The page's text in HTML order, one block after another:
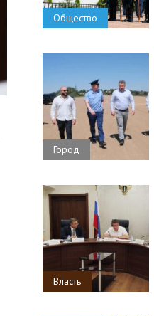
Общество
Город
Власть